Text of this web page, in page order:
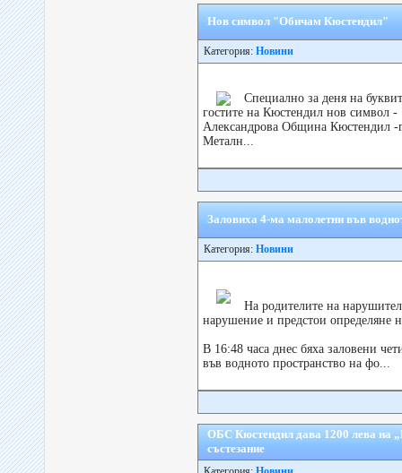
Нов символ "Обичам Кюстендил"
Категория: Новини
Специално за деня на
гостите на Кюстендил нов символ
Александрова Община Кюстендил -
Металн...
Заловиха 4-ма малолетни във
Категория: Новини
На родителите на
нарушение и предстои определяне
В 16:48 часа днес бяха заловени
във водното пространство на фо...
ОБС Кюстендил дава 1200 лева на
състезание